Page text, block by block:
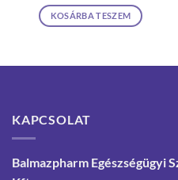
KOSÁRBA TESZEM
KAPCSOLAT
Balmazpharm Egészségügyi